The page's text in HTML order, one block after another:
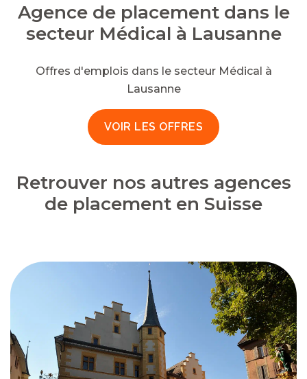
Agence de placement dans le
secteur Médical à Lausanne
Offres d'emplois dans le secteur Médical à
Lausanne
VOIR LES OFFRES
Retrouver nos autres agences
de placement en Suisse